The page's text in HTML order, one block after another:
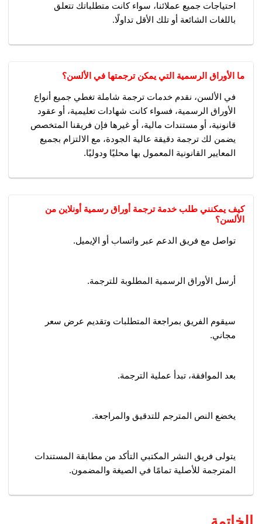
احتياجات جميع عملائنا، سواء كانت متطلباتك تتعلق
باللغات الشائعة أو تلك الأقل تداولًا.
ما الأوراق الرسمية التي يمكن ترجمتها في الألسن؟
في الألسن، نقدم خدمات ترجمة شاملة تغطي جميع أنواع
الأوراق الرسمية، فسواء كانت شهادات تعليمية، أو عقود
قانونية، أو مستندات مالية، أو غيرها فإن فريقنا المتخصص
يضمن لك ترجمة دقيقة عالية الجودة، مع الالتزام بجميع
المعايير القانونية المعمول بها محليًا ودوليًا.
كيف يمكنني طلب خدمة ترجمة أوراق رسمية أونلاين من
الألسن؟
تواصل مع فريق الدعم عبر واتساب أو الإيميل.
أرسل الأوراق الرسمية المطلوبة للترجمة.
سيقوم الفريق بمراجعة المتطلبات وتقديم عرض سعر
مجاني.
بعد الموافقة، تبدأ عملية الترجمة.
يخضع النص المترجم للتدقيق والمراجعة.
يتولى فريق النشر المكتبي التأكد من مطابقة المستندات
المترجمة للأصلية تمامًا في الصيغة والمضمون.